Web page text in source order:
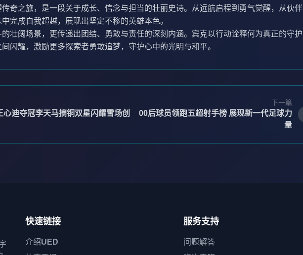
奇之旅，是一段关于成长、信念与担当的壮丽史诗。从远航启程到勇气觉醒，从伙伴
完成自我超越，展现出坚定不移的英雄本色。
壮阔场景，更传递出团结、勇敢与责任的深刻内涵。宾克以行动诠释何为真正的守护
闪耀，激励更多探索者勇敢追梦，守护心中的光明与和平。
迪夺冠李天马摘铜双星闪耀雪场创
下一篇
00后球员领跑五超射手榜 展现新一代足球力
量
快速链接
介绍UED
服务支持
问题解答